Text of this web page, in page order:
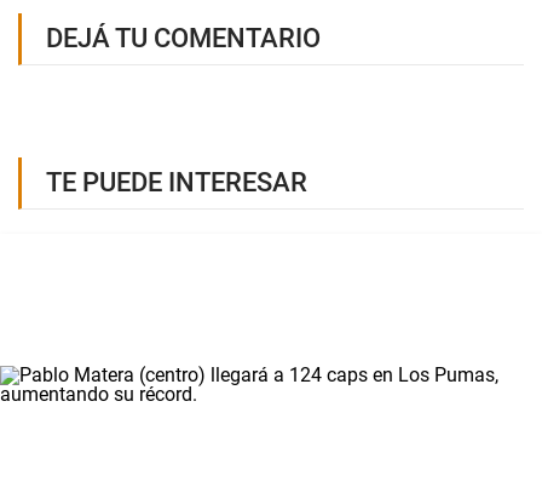
DEJÁ TU COMENTARIO
TE PUEDE INTERESAR